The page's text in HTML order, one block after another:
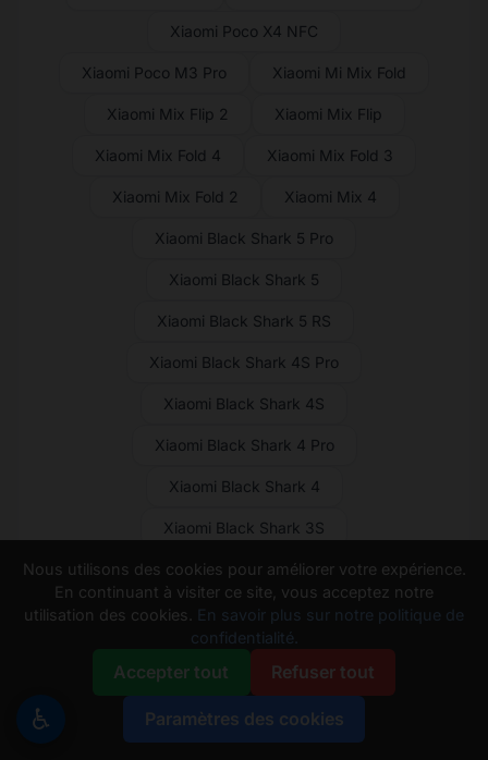
Xiaomi Poco X4 NFC
Xiaomi Poco M3 Pro Xiaomi Mi Mix Fold
Xiaomi Mix Flip 2 Xiaomi Mix Flip
Xiaomi Mix Fold 4 Xiaomi Mix Fold 3
Xiaomi Mix Fold 2 Xiaomi Mix 4
Xiaomi Black Shark 5 Pro
Xiaomi Black Shark 5
Xiaomi Black Shark 5 RS
Xiaomi Black Shark 4S Pro
Xiaomi Black Shark 4S
Xiaomi Black Shark 4 Pro
Xiaomi Black Shark 4
Xiaomi Black Shark 3S
Xiaomi Black Shark 3 Pro
Xiaomi Black Shark 3
Xiaomi Black Shark 2 Pro
Xiaomi Black Shark 2
♿
Nous utilisons des cookies pour améliorer votre expérience.
En continuant à visiter ce site, vous acceptez notre
utilisation des cookies.
En savoir plus sur notre politique de
confidentialité.
Accepter tout Refuser tout
Paramètres des cookies